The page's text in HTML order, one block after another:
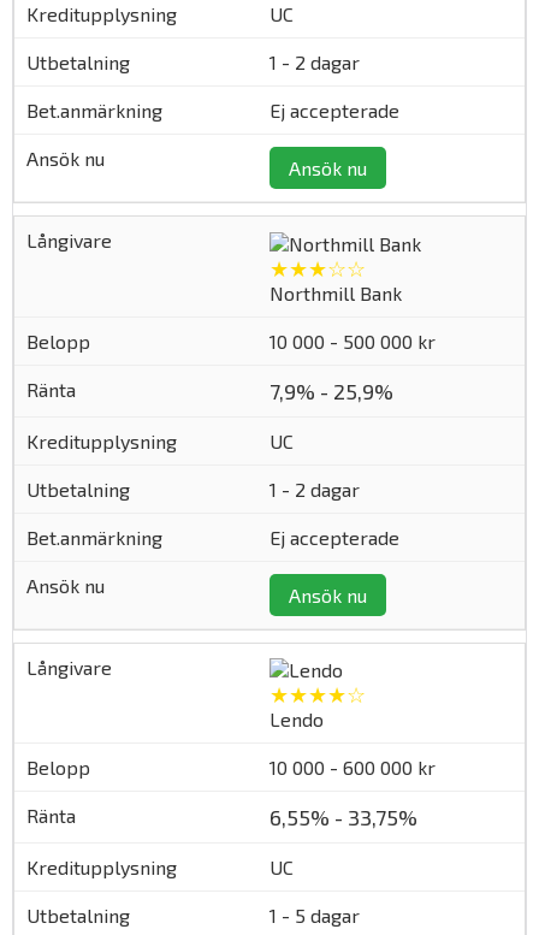
UC
1 - 2 dagar
Ej accepterade
Ansök nu
★★★☆☆
Northmill Bank
10 000 - 500 000 kr
7,9% - 25,9%
UC
1 - 2 dagar
Ej accepterade
Ansök nu
★★★★☆
Lendo
10 000 - 600 000 kr
6,55% - 33,75%
UC
1 - 5 dagar